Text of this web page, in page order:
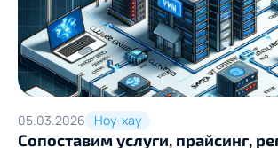
05.03.2026 Ноу-хау
Сопоставим услуги, прайсинг,